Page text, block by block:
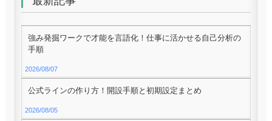
強み発掘ワークで才能を言語化！仕事に活かせる自己分析の
手順
2026/08/07
公式ラインの作り方！開設手順と初期設定まとめ
2026/08/05